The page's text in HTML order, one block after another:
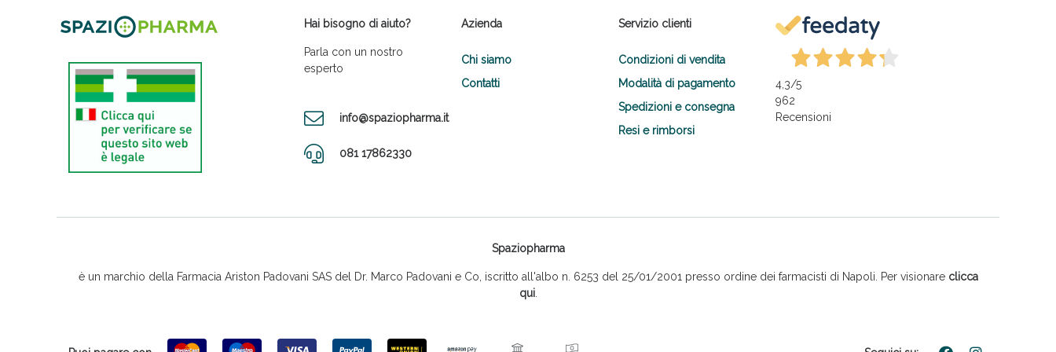
Hai bisogno di aiuto?
Parla con un nostro
esperto
info@spaziopharma.it
081 17862330
Azienda
Chi siamo
Contatti
Servizio clienti
Condizioni di vendita
Modalità di pagamento
Spedizioni e consegna
Resi e rimborsi
4,3/5
962
Recensioni
Spaziopharma
è un marchio della Farmacia Ariston Padovani SAS del Dr. Marco Padovani e Co, iscritto all'albo n. 6253 del 25/01/2001 presso ordine dei farmacisti di Napoli. Per visionare clicca
qui.